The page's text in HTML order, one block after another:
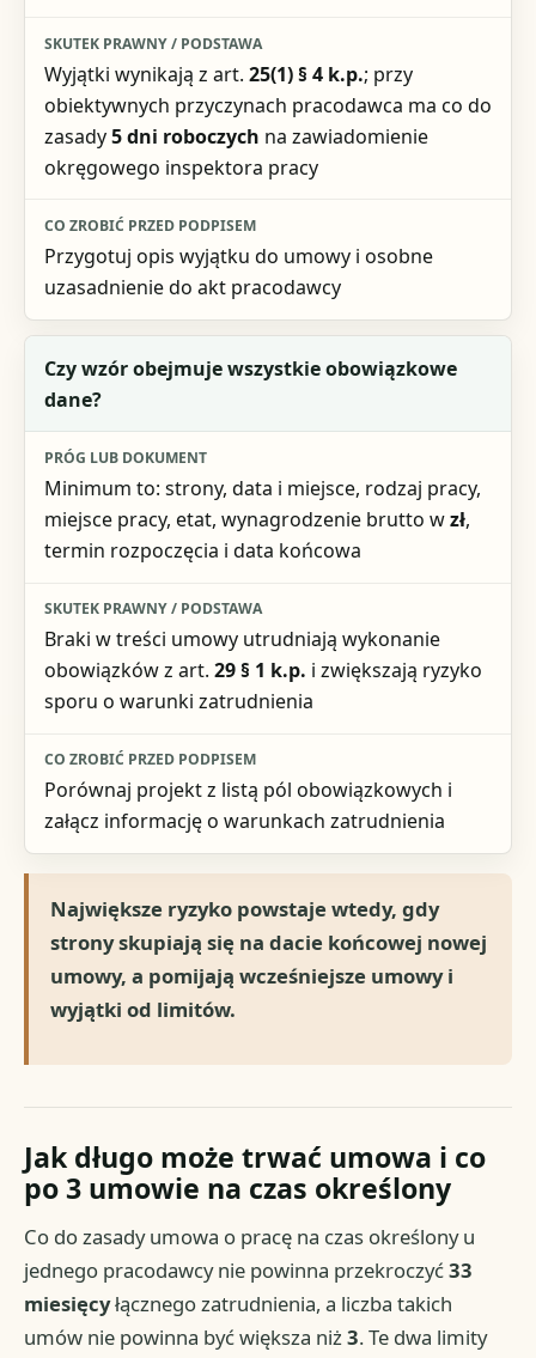
Wyjątki wynikają z art. 25(1) § 4 k.p.; przy
obiektywnych przyczynach pracodawca ma co do
zasady5 dni roboczych na zawiadomienie
okręgowego inspektora pracy
Przygotuj opis wyjątku do umowy i osobne
uzasadnienie do akt pracodawcy
Czy wzór obejmuje wszystkie obowiązkowe
dane?
Minimum to: strony, data i miejsce, rodzaj pracy,
miejsce pracy, etat, wynagrodzenie brutto wzł,
termin rozpoczęcia i data końcowa
Braki w treści umowy utrudniają wykonanie
obowiązków z art. 29 § 1 k.p. i zwiększają ryzyko
sporu o warunki zatrudnienia
Porównaj projekt z listą pól obowiązkowych i
załącz informację o warunkach zatrudnienia
Największe ryzyko powstaje wtedy, gdy
strony skupiają się na dacie końcowej nowej
umowy, a pomijają wcześniejsze umowy i
wyjątki od limitów.
Jak długo może trwać umowa i co
po 3 umowie na czas określony
Co do zasady umowa o pracę na czas określony u
jednego pracodawcy nie powinna przekroczyć33
miesięcyłącznego zatrudnienia, a liczba takich
umów nie powinna być większa niż3. Te dwa limity